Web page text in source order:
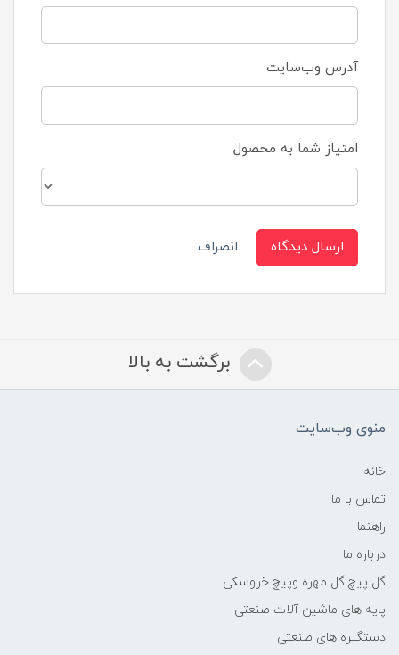
آدرس وب‌سایت
امتیاز شما به محصول
ارسال دیدگاه انصراف
برگشت به بالا
منوی وب‌سایت
خانه
تماس با ما
راهنما
درباره ما
گل پیچ گل مهره وپیچ خروسکی
پایه های ماشین آلات صنعتی
دستگیره های صنعتی